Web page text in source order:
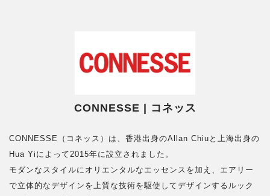
CONNESSE | コネッス
CONNESSE（コネッス）は、香港出身のAllan Chiuと上海出身の
Hua Yiによって2015年に設立されました。
モダンなスタイルにオリエンタルなエッセンスを加え、エアリー
で立体的なデザインを上質な技術を駆使してデザインするルック